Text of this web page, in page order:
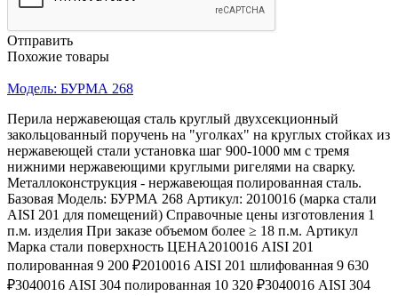
Отправить
Похожие товары
Модель: БУРМА 268
Перила нержавеющая сталь круглый двухсекционный
закольцованный поручень на "уголках" на круглых стойках из
нержавеющей стали установка шаг 900-1000 мм с тремя
нижними нержавеющими круглыми ригелями на сварку.
Металлоконструкция - нержавеющая полированная сталь.
Базовая Модель: БУРМА 268 Артикул: 2010016 (марка стали
AISI 201 для помещений) Справочные цены изготовления 1
п.м. изделия При заказе объемом более ≥ 18 п.м. Артикул
Марка стали поверхность ЦЕНА2010016 AISI 201
полированная 9 200 ₽2010016 AISI 201 шлифованная 9 630
₽3040016 AISI 304 полированная 10 320 ₽3040016 AISI 304